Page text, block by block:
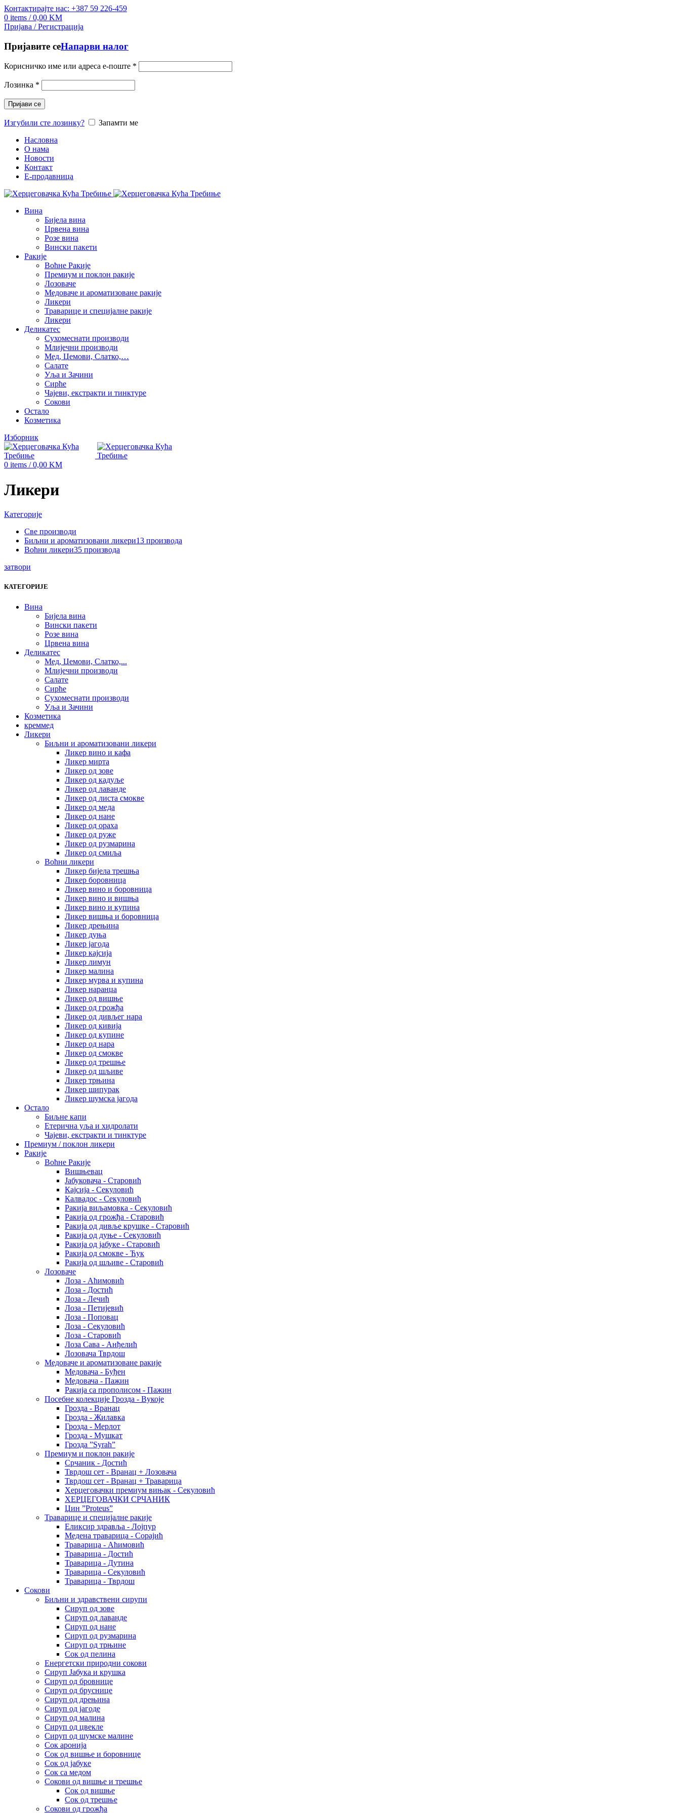
Контактирајте нас: +387 59 226-459
0 items / 0,00 KM
Пријава / Регистрација
Пријавите сеНапарви налог
Корисничко име или адреса е-поште *
Лозинка *
Пријави се
Изгубили сте лозинку?
Запамти ме
Насловна
О нама
Новости
Контакт
E-продавница
Вина
Бијела вина
Црвена вина
Розе вина
Вински пакети
Ракије
Воћне Ракије
Премиум и поклон ракије
Лозоваче
Медоваче и ароматизоване ракије
Ликери
Траварице и специјалне ракије
Ликери
Деликатес
Сухомеснати производи
Млијечни производи
Мед, Џемови, Слатко,…
Салате
Уља и Зачини
Сирће
Чајеви, екстракти и тинктуре
Сокови
Остало
Козметика
Изборник
0 items / 0,00 KM
Ликери
Категорије
Све производи
Биљни и ароматизовани ликери13 производа
Воћни ликери35 производа
затвори
КАТЕГОРИЈЕ
Вина
Бијела вина
Вински пакети
Розе вина
Црвена вина
Деликатес
Мед, Џемови, Слатко,...
Млијечни производи
Салате
Сирће
Сухомеснати производи
Уља и Зачини
Козметика
креммед
Ликери
Биљни и ароматизовани ликери
Ликер вино и кафа
Ликер мирта
Ликер од зове
Ликер од кадуље
Ликер од лаванде
Ликер од листа смокве
Ликер од меда
Ликер од нане
Ликер од ораха
Ликер од руже
Ликер од рузмарина
Ликер од смиља
Воћни ликери
Ликер бијела трешња
Ликер боровница
Ликер вино и боровница
Ликер вино и вишња
Ликер вино и купина
Ликер вишња и боровница
Ликер дрењина
Ликер дуња
Ликер јагода
Ликер кајсија
Ликер лимун
Ликер малина
Ликер мурва и купина
Ликер наранџа
Ликер од вишње
Ликер од грожђа
Ликер од дивљег нара
Ликер од кивија
Ликер од купине
Ликер од нара
Ликер од смокве
Ликер од трешње
Ликер од шљиве
Ликер трњина
Ликер шипурак
Ликер шумска јагода
Остало
Биљне капи
Етерична уља и хидролати
Чајеви, екстракти и тинктуре
Премиум / поклон ликери
Ракије
Воћне Ракије
Вишњевац
Јабуковача - Старовић
Кајсија - Секуловић
Калвадос - Секуловић
Ракија виљамовка - Секуловић
Ракија од грожђа - Старовић
Ракија од дивље крушке - Старовић
Ракија од дуње - Секуловић
Ракија од јабуке - Старовић
Ракија од смокве - Ћук
Ракија од шљиве - Старовић
Лозоваче
Лоза - Аћимовић
Лоза - Достић
Лоза - Лечић
Лоза - Петијевић
Лоза - Поповац
Лоза - Секуловић
Лоза - Старовић
Лоза Сава - Анђелић
Лозовача Тврдош
Медоваче и ароматизоване ракије
Медовача - Буђен
Медовача - Пажин
Ракија са прополисом - Пажин
Посебне колекције Грозда - Вукоје
Грозда - Вранац
Грозда - Жилавка
Грозда - Мерлот
Грозда - Мушкат
Грозда ”Syrah”
Премиум и поклон ракије
Срчаник - Достић
Тврдош сет - Вранац + Лозовача
Тврдош сет - Вранац + Траварица
Херцеговачки премиум вињак - Секуловић
ХЕРЦЕГОВАЧКИ СРЧАНИК
Џин ”Proteus”
Траварице и специјалне ракије
Еликсир здравља - Лојпур
Медена траварица - Сорајић
Траварица - Аћимовић
Траварица - Достић
Траварица - Дутина
Траварица - Секуловић
Траварица - Тврдош
Сокови
Биљни и здравствени сирупи
Сируп од зове
Сируп од лаванде
Сируп од нане
Сируп од рузмарина
Сируп од трњине
Сок од пелина
Енергетски природни сокови
Сируп Јабука и крушка
Сируп од бровнице
Сируп од бруснице
Сируп од дрењина
Сируп од јагоде
Сируп од малина
Сируп од цвекле
Сируп од шумске малине
Сок аронија
Сок од вишње и боровнице
Сок од јабуке
Сок са медом
Сокови од вишње и трешње
Сок од вишње
Сок од трешње
Сокови од грожђа